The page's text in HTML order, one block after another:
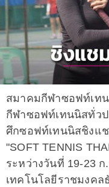
สมาคมกีฬาซอฟท์เทน
กีฬาซอฟท์เทนนิสทั่ว
ศึกซอฟท์เทนนิสชิงแ
"SOFT TENNIS
ระหว่างวันที่ 19-23
เทคโนโลยีราชมงค